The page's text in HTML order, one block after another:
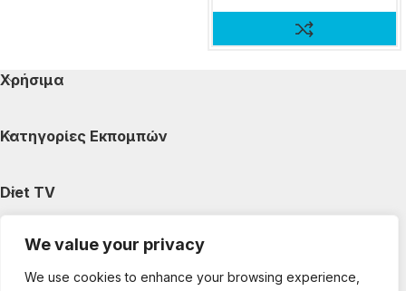
We value your privacy
We use cookies to enhance your browsing experience,
Χρήσιμα
Κατηγορίες Εκπομπών
Diet TV
Κατηγορίες Άρθρων